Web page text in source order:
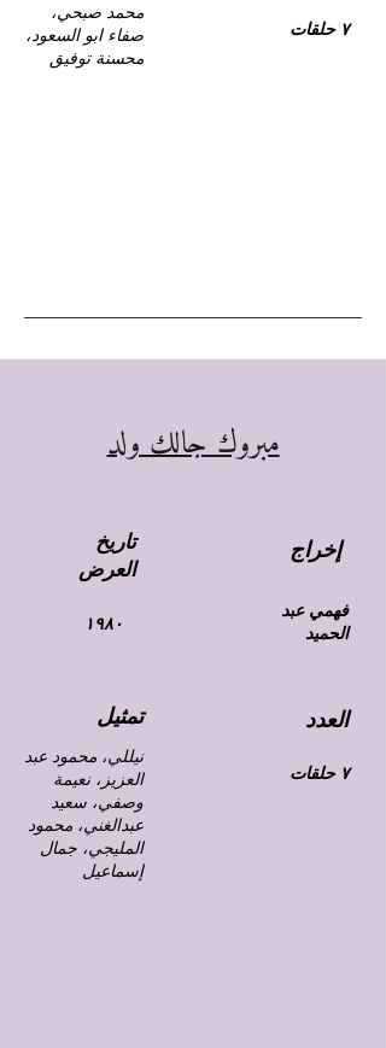
محمد صبحي،
صفاء ابو السعود،
محسنة توفيق
٧ حلقات
مبروك جالك ولد
تمثيل العدد
تاريخ
العرض
إخراج
نيللي، محمود عبد
العزيز، نعيمة
وصفي، سعيد
عبدالغني، محمود
المليجي، جمال
إسماعيل
٧ حلقات
١٩٨٠
فهمي عبد
الحميد